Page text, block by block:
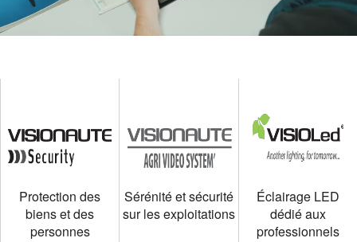
Protection des
biens et des
personnes
Sérénité et sécurité
sur les exploitations
Éclairage LED
dédié aux
professionnels